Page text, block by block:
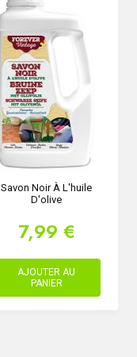
Savon Noir À L'huile
D'olive
7,99 €
AJOUTER AU
PANIER